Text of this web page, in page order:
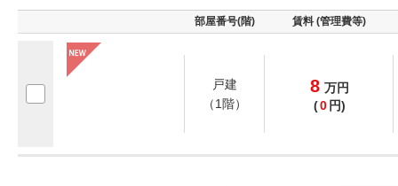
部屋番号(階) 賃料 (管理費等)
戸建
（1階）
8 万円
(0 円)